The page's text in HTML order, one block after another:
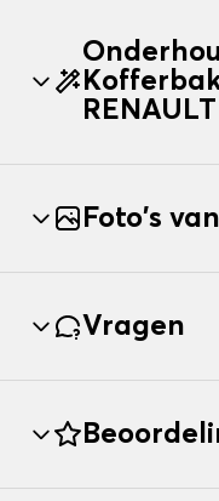
Foto's
Vragen